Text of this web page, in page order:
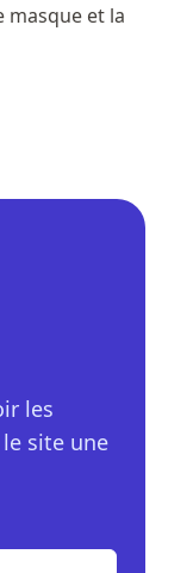
masque et la
les
site une